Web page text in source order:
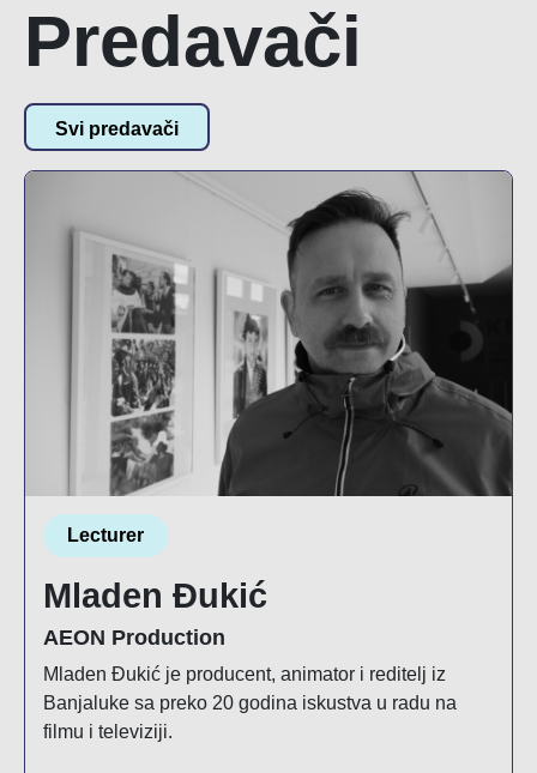
Predavači
Svi predavači
Lecturer
Mladen Đukić
AEON Production
Mladen Đukić je producent, animator i reditelj iz
Banjaluke sa preko 20 godina iskustva u radu na
filmu i televiziji.